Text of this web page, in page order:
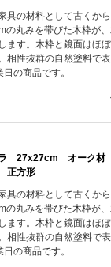
具の材料として古くか
の丸みを帯びた木枠が
ます。木枠と鏡面はほ
相性抜群の自然塗料で
の商品です。
27x27cm オーク材
正方形
具の材料として古くか
の丸みを帯びた木枠が
ます。木枠と鏡面はほ
相性抜群の自然塗料で
の商品です。